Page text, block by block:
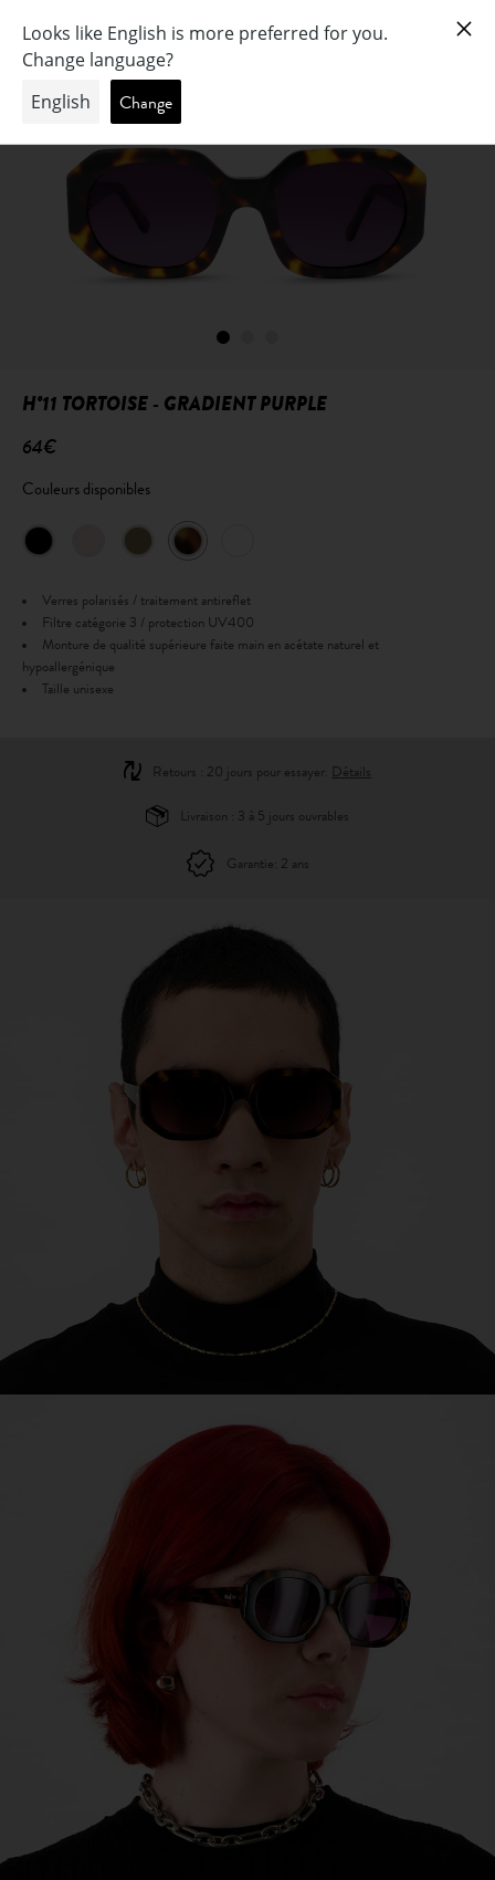
H°11 TORTOISE - GRADIENT PURPLE
64€
Couleurs disponibles
Verres polarisés / traitement antireflet
Filtre catégorie 3 / protection UV400
Monture de qualité supérieure faite main en acétate naturel et
hypoallergénique
Taille unisexe
Retours : 20 jours pour essayer. Détails
Livraison : 3 à 5 jours ouvrables
Garantie: 2 ans